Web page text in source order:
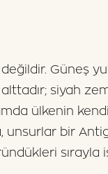
Güneş
alttadır; siyah
ülkenin
bir
sırayla